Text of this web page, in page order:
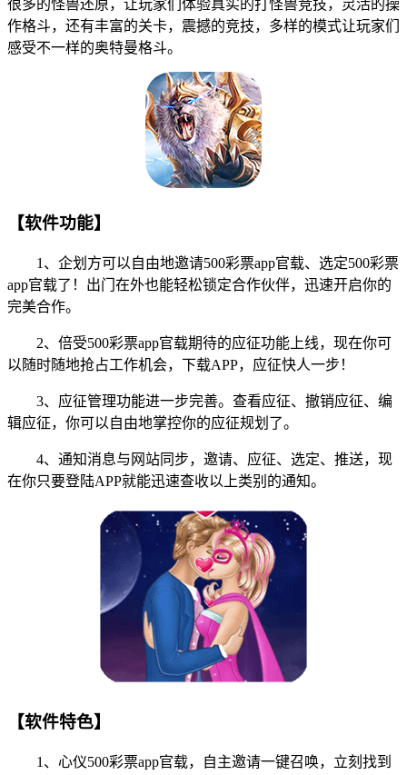
很多的怪兽还原，让玩家们体验真实的打怪兽竞技，灵活的操
作格斗，还有丰富的关卡，震撼的竞技，多样的模式让玩家们
感受不一样的奥特曼格斗。
【软件功能】
1、企划方可以自由地邀请500彩票app官载、选定500彩票
app官载了！出门在外也能轻松锁定合作伙伴，迅速开启你的
完美合作。
2、倍受500彩票app官载期待的应征功能上线，现在你可
以随时随地抢占工作机会，下载APP，应征快人一步！
3、应征管理功能进一步完善。查看应征、撤销应征、编
辑应征，你可以自由地掌控你的应征规划了。
4、通知消息与网站同步，邀请、应征、选定、推送，现
在你只要登陆APP就能迅速查收以上类别的通知。
【软件特色】
1、心仪500彩票app官载，自主邀请一键召唤，立刻找到